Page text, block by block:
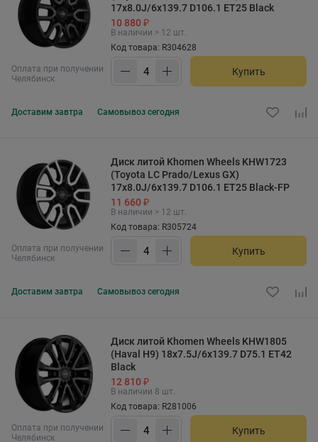
Оплата при получении
Челябинск
17x8.0J/6x139.7 D106.1 ET25 Black
10 880 ₽
В наличии > 12 шт.
Код товара: R304628
Купить
Доставим завтра Самовывоз сегодня
Оплата при получении
Челябинск
Диск литой Khomen Wheels KHW1723
(Toyota LC Prado/Lexus GX)
17x8.0J/6x139.7 D106.1 ET25 Black-FP
11 660 ₽
В наличии > 12 шт.
Код товара: R305724
Купить
Доставим завтра Самовывоз сегодня
Оплата при получении
Челябинск
Диск литой Khomen Wheels KHW1805
(Haval H9) 18x7.5J/6x139.7 D75.1 ET42
Black
12 810 ₽
В наличии 8 шт.
Код товара: R281006
Купить